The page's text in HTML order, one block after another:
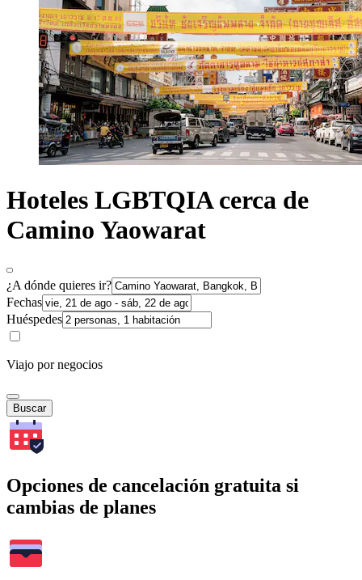
Hoteles LGBTQIA cerca de
Camino Yaowarat
¿A dónde quieres ir?
Fechas
Huéspedes
Viajo por negocios
Buscar
Opciones de cancelación gratuita si
cambias de planes